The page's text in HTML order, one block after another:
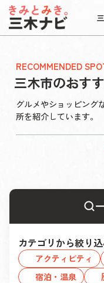
RECOMMENDED
三木市のおす
グルメやショッピング
所を紹介しています。
カテゴリから絞り
アクティビティ
宿泊・温泉